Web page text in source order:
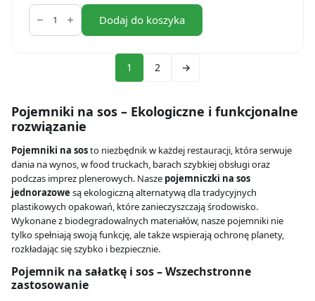
ilość
Pokrywki
rPET
60
mm
(100
szt.)
Dodaj do koszyka
1 2 →
Pojemniki na sos – Ekologiczne i funkcjonalne
rozwiązanie
Pojemniki na sosto niezbędnik w każdej restauracji, która serwuje
dania na wynos, w food truckach, barach szybkiej obsługi oraz
podczas imprez plenerowych. Nasze pojemniczki na sos
jednorazowe są ekologiczną alternatywą dla tradycyjnych
plastikowych opakowań, które zanieczyszczają środowisko.
Wykonane z biodegradowalnych materiałów, nasze pojemniki nie
tylko spełniają swoją funkcję, ale także wspierają ochronę planety,
rozkładając się szybko i bezpiecznie.
Pojemnik na sałatkę i sos – Wszechstronne
zastosowanie